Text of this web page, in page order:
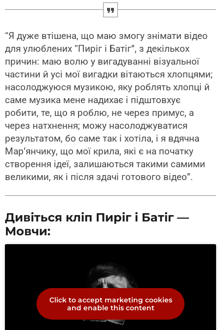
“Я дуже втішена, що маю змогу знімати відео
для улюблених “Пиріг і Батіг”, з декількох
причин: маю волю у вигадуванні візуальної
частини й усі мої вигадки вітаються хлопцями;
насолоджуюся музикою, яку роблять хлопці й
саме музика мене надихає і підштовхує
робити, те, що я роблю, не через примус, а
через натхнення; можу насолоджуватися
результатом, бо саме так і хотіла, і я вдячна
Мар’янчику, що мої крила, які є на початку
створення ідеї, залишаються такими самими
великими, як і після здачі готового відео”.
Дивіться кліп Пиріг і Батіг —
Мовчи:
Click to accept marketing cookies
and enable this content